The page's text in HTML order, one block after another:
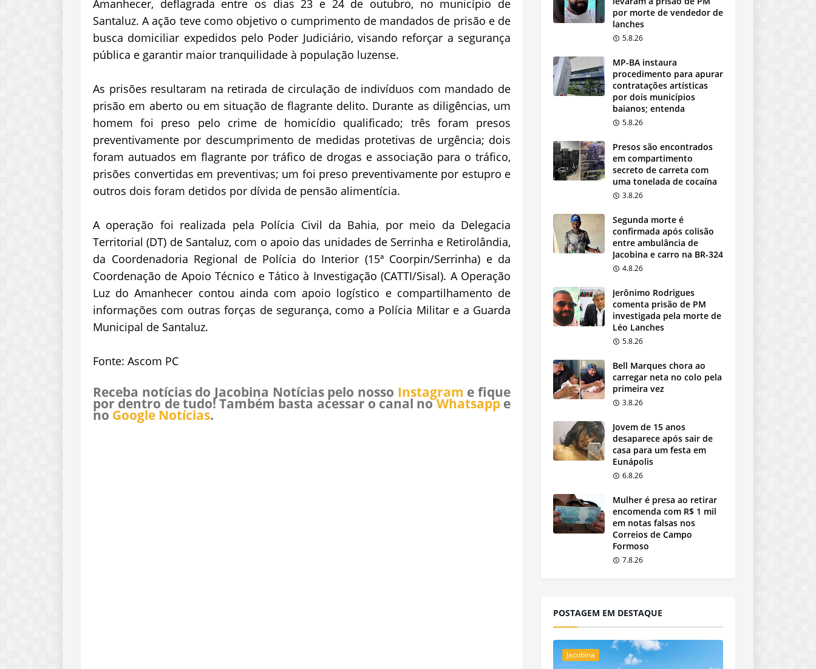
Amanhecer, deflagrada entre os dias 23 e 24 de outubro, no município de
Santaluz. A ação teve como objetivo o cumprimento de mandados de prisão e de
busca domiciliar expedidos pelo Poder Judiciário, visando reforçar a segurança
pública e garantir maior tranquilidade à população luzense.
As prisões resultaram na retirada de circulação de indivíduos com mandado de
prisão em aberto ou em situação de flagrante delito. Durante as diligências, um
homem foi preso pelo crime de homicídio qualificado; três foram presos
preventivamente por descumprimento de medidas protetivas de urgência; dois
foram autuados em flagrante por tráfico de drogas e associação para o tráfico,
prisões convertidas em preventivas; um foi preso preventivamente por estupro e
outros dois foram detidos por dívida de pensão alimentícia.
A operação foi realizada pela Polícia Civil da Bahia, por meio da Delegacia
Territorial (DT) de Santaluz, com o apoio das unidades de Serrinha e Retirolândia,
da Coordenadoria Regional de Polícia do Interior (15ª Coorpin/Serrinha) e da
Coordenação de Apoio Técnico e Tático à Investigação (CATTI/Sisal). A Operação
Luz do Amanhecer contou ainda com apoio logístico e compartilhamento de
informações com outras forças de segurança, como a Polícia Militar e a Guarda
Municipal de Santaluz.
Fonte: Ascom PC
Receba notícias do Jacobina Notícias pelo nosso Instagram e fique
por dentro de tudo! Também basta acessar o canal noWhatsappe
no Google Notícias.
por morte de vendedor de
lanches
5.8.26
MP-BA instaura
procedimento para apurar
contratações artísticas
por dois municípios
baianos; entenda
5.8.26
Presos são encontrados
em compartimento
secreto de carreta com
uma tonelada de cocaína
3.8.26
Segunda morte é
confirmada após colisão
entre ambulância de
Jacobina e carro na BR-324
4.8.26
Jerônimo Rodrigues
comenta prisão de PM
investigada pela morte de
Léo Lanches
5.8.26
Bell Marques chora ao
carregar neta no colo pela
primeira vez
3.8.26
Jovem de 15 anos
desaparece após sair de
casa para um festa em
Eunápolis
6.8.26
Mulher é presa ao retirar
encomenda com R$ 1 mil
em notas falsas nos
Correios de Campo
Formoso
7.8.26
POSTAGEM EM DESTAQUE
Jacobina